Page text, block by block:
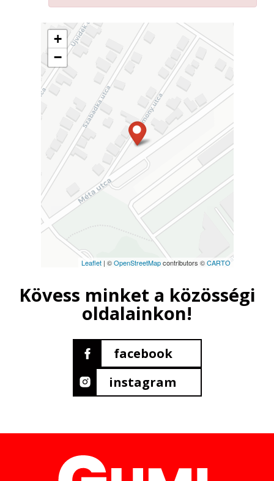
+
−
Leaflet| ©OpenStreetMapcontributors ©CARTO
Kövess minket a közösségi
oldalainkon!
facebook
instagram